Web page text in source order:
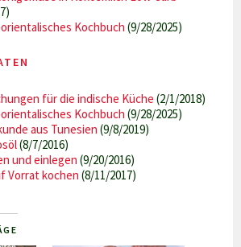
Kochbuch (9/28/2025)
für die indische Küche (2/1/2018)
Kochbuch (9/28/2025)
aus Tunesien (9/8/2019)
(8/7/2016)
und einlegen (9/20/2016)
Vorrat kochen (8/11/2017)